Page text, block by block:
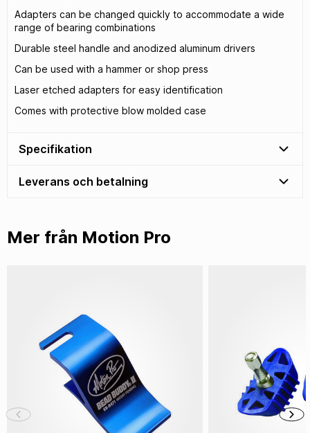
Adapters can be changed quickly to accommodate a wide
range of bearing combinations
Durable steel handle and anodized aluminum drivers
Can be used with a hammer or shop press
Laser etched adapters for easy identification
Comes with protective blow molded case
Specifikation
Leverans och betalning
Mer från Motion Pro